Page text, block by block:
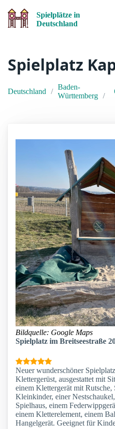
Spielplätze in
Deutschland
Spielplatz
Deutschland
Baden-
Württemberg
Bildquelle: Google Maps
Spielplatz im Breitseestraße
Neuer wunderschöner
Klettergerüst, ausgestattet mit
einem Klettergerät mit
Kleinkinder, einer
Spielhaus, einem
einem Kletterelement, einem
Hangelgerät. Geeignet für